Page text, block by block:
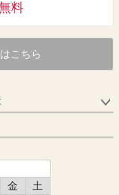
料
こちら
金
土